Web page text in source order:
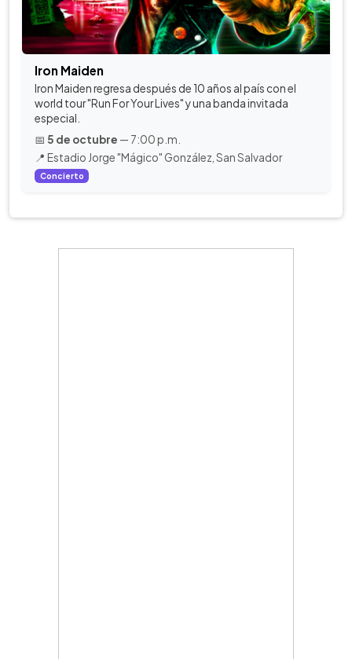
Iron Maiden
Iron Maiden regresa después de 10 años al país con el
world tour "Run For Your Lives" y una banda invitada
especial.
📅 5 de octubre — 7:00 p.m.
📍 Estadio Jorge "Mágico" González, San Salvador
Concierto